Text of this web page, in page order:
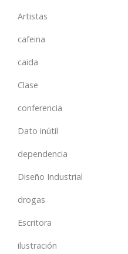
Artistas
cafeina
caida
Clase
conferencia
Dato inútil
dependencia
Diseño Industrial
drogas
Escritora
ilustración